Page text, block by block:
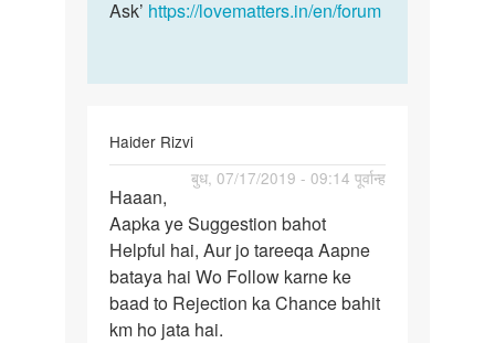
Ask’ https://lovematters.in/en/forum
Haider Rizvi
बुध, 07/17/2019 - 09:14 पूर्वान्ह
Haaan,
Aapka
ye
Suggestion…
Haaan,
Aapka ye Suggestion bahot
Helpful hai, Aur jo tareeqa Aapne
bataya hai Wo Follow karne ke
baad to Rejection ka Chance bahit
km ho jata hai.